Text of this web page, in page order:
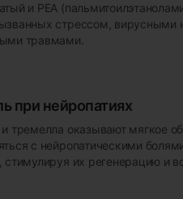
и PEA
стрессом, вирусными
травмами.
при нейропатиях
тремелла оказывают мягкое
с нейропатическими
стимулируя их регенерацию и